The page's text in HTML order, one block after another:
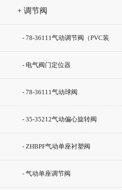
+ 调节阀
- 78-36111气动调节阀（PVC装
置）
- 电气阀门定位器
- 78-36111气动球阀
- 35-35212气动偏心旋转阀
- ZHBPF气动单座衬塑阀
- 气动单座调节阀